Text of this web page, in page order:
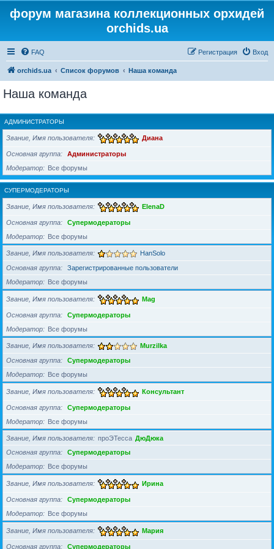
форум магазина коллекционных орхидей
orchids.ua
FAQ Вход
Регистрация
orchids.ua Список форумов Наша команда
Наша команда
АДМИНИСТРАТОРЫ
Звание, Имя пользователя Диана
Основная группа
Администраторы
Модератор
Все форумы
СУПЕРМОДЕРАТОРЫ
Звание, Имя пользователя ElenaD
Основная группа
Супермодераторы
Модератор
Все форумы
Звание, Имя пользователя HanSolo
Основная группа
Зарегистрированные пользователи
Модератор
Все форумы
Звание, Имя пользователя Mag
Основная группа
Супермодераторы
Модератор
Все форумы
Звание, Имя пользователя Murzilka
Основная группа
Супермодераторы
Модератор
Все форумы
Звание, Имя пользователя Консультант
Основная группа
Супермодераторы
Модератор
Все форумы
Звание, Имя пользователя проЭТесса ДюДюка
Основная группа
Супермодераторы
Модератор
Все форумы
Звание, Имя пользователя Ирина
Основная группа
Супермодераторы
Модератор
Все форумы
Звание, Имя пользователя Мария
Основная группа Супермодераторы